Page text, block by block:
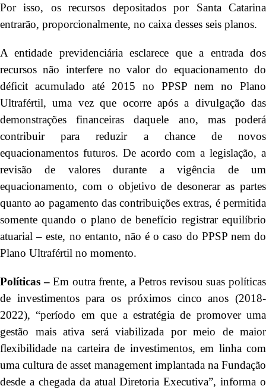
Por isso, os recursos depositados por Santa Catarina
entrarão, proporcionalmente, no caixa desses seis planos.
A entidade previdenciária esclarece que a entrada dos
recursos não interfere no valor do equacionamento do
déficit acumulado até 2015 no PPSP nem no Plano
Ultrafértil, uma vez que ocorre após a divulgação das
demonstrações financeiras daquele ano, mas poderá
contribuir para reduzir a chance de novos
equacionamentos futuros. De acordo com a legislação, a
revisão de valores durante a vigência de um
equacionamento, com o objetivo de desonerar as partes
quanto ao pagamento das contribuições extras, é permitida
somente quando o plano de benefício registrar equilíbrio
atuarial – este, no entanto, não é o caso do PPSP nem do
Plano Ultrafértil no momento.
Políticas –Em outra frente, a Petros revisou suas políticas
de investimentos para os próximos cinco anos (2018-
2022), “período em que a estratégia de promover uma
gestão mais ativa será viabilizada por meio de maior
flexibilidade na carteira de investimentos, em linha com
uma cultura de asset management implantada na Fundação
desde a chegada da atual Diretoria Executiva”, informa o